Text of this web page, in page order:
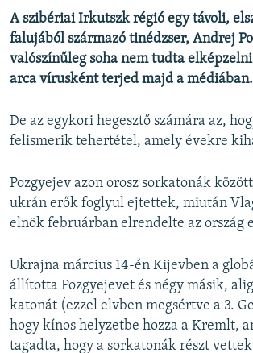
Valamennyi RFE/RL weboldal
A szibériai Irkutszk régió egy távoli,
falujából származó tinédzser, Andrej
valószínűleg soha nem tudta
arca vírusként terjed majd a médiában.
De az egykori hegesztő számára az,
felismerik tehertétel, amely évekre
Pozgyejev azon orosz sorkatonák
ukrán erők foglyul ejtettek, miután
elnök februárban elrendelte az ország
Ukrajna március 14-én Kijevben a
állította Pozgyejevet és négy másik,
katonát (ezzel elvben megsértve a 3.
hogy kínos helyzetbe hozza a Kremlt,
tagadta, hogy a sorkatonák részt